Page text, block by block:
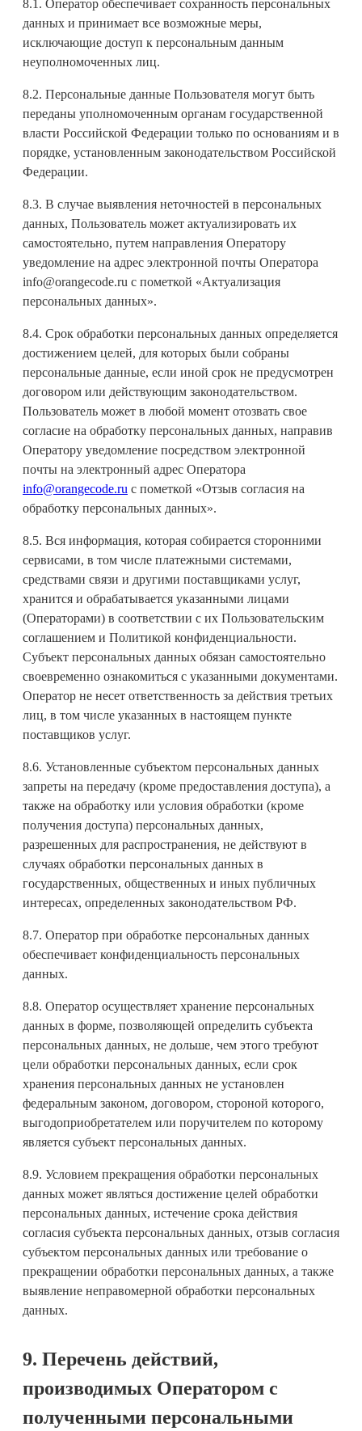
8.1. Оператор обеспечивает сохранность персональных
данных и принимает все возможные меры,
исключающие доступ к персональным данным
неуполномоченных лиц.
8.2. Персональные данные Пользователя могут быть
переданы уполномоченным органам государственной
власти Российской Федерации только по основаниям и в
порядке, установленным законодательством Российской
Федерации.
8.3. В случае выявления неточностей в персональных
данных, Пользователь может актуализировать их
самостоятельно, путем направления Оператору
уведомление на адрес электронной почты Оператора
info@orangecode.ru с пометкой «Актуализация
персональных данных».
8.4. Срок обработки персональных данных определяется
достижением целей, для которых были собраны
персональные данные, если иной срок не предусмотрен
договором или действующим законодательством.
Пользователь может в любой момент отозвать свое
согласие на обработку персональных данных, направив
Оператору уведомление посредством электронной
почты на электронный адрес Оператора
info@orangecode.ru с пометкой «Отзыв согласия на
обработку персональных данных».
8.5. Вся информация, которая собирается сторонними
сервисами, в том числе платежными системами,
средствами связи и другими поставщиками услуг,
хранится и обрабатывается указанными лицами
(Операторами) в соответствии с их Пользовательским
соглашением и Политикой конфиденциальности.
Субъект персональных данных обязан самостоятельно
своевременно ознакомиться с указанными документами.
Оператор не несет ответственность за действия третьих
лиц, в том числе указанных в настоящем пункте
поставщиков услуг.
8.6. Установленные субъектом персональных данных
запреты на передачу (кроме предоставления доступа), а
также на обработку или условия обработки (кроме
получения доступа) персональных данных,
разрешенных для распространения, не действуют в
случаях обработки персональных данных в
государственных, общественных и иных публичных
интересах, определенных законодательством РФ.
8.7. Оператор при обработке персональных данных
обеспечивает конфиденциальность персональных
данных.
8.8. Оператор осуществляет хранение персональных
данных в форме, позволяющей определить субъекта
персональных данных, не дольше, чем этого требуют
цели обработки персональных данных, если срок
хранения персональных данных не установлен
федеральным законом, договором, стороной которого,
выгодоприобретателем или поручителем по которому
является субъект персональных данных.
8.9. Условием прекращения обработки персональных
данных может являться достижение целей обработки
персональных данных, истечение срока действия
согласия субъекта персональных данных, отзыв согласия
субъектом персональных данных или требование о
прекращении обработки персональных данных, а также
выявление неправомерной обработки персональных
данных.
9. Перечень действий,
производимых Оператором с
полученными персональными